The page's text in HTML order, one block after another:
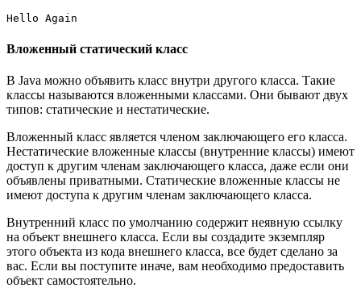
Hello Again
Вложенный статический класс
В Java можно объявить класс внутри другого класса. Такие
классы называются вложенными классами. Они бывают двух
типов: статические и нестатические.
Вложенный класс является членом заключающего его класса.
Нестатические вложенные классы (внутренние классы) имеют
доступ к другим членам заключающего класса, даже если они
объявлены приватными. Статические вложенные классы не
имеют доступа к другим членам заключающего класса.
Внутренний класс по умолчанию содержит неявную ссылку
на объект внешнего класса. Если вы создадите экземпляр
этого объекта из кода внешнего класса, все будет сделано за
вас. Если вы поступите иначе, вам необходимо предоставить
объект самостоятельно.